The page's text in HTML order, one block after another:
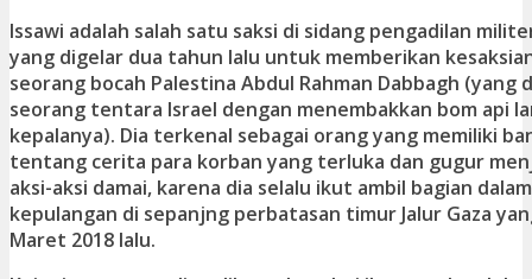
Issawi adalah salah satu saksi di sidang pengadilan
yang digelar dua tahun lalu untuk memberikan
seorang bocah Palestina Abdul Rahman Dabbagh (yang
seorang tentara Israel dengan menembakkan bom api
kepalanya). Dia terkenal sebagai orang yang memiliki
tentang cerita para korban yang terluka dan gugur
aksi-aksi damai, karena dia selalu ikut ambil bagian
kepulangan di sepanjng perbatasan timur Jalur Gaza
Maret 2018 lalu.